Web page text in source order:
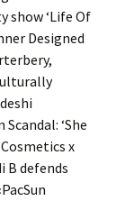
show ‘Life Of
Designed
‘She
x
B defends